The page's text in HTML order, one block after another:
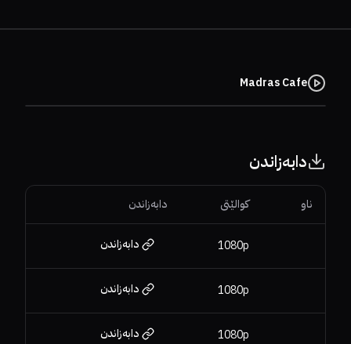
Madras Cafe
دابەزاندن
ناو کوالێتی دابەزاندن
1080p دابەزاندن
1080p دابەزاندن
1080p دابەزاندن